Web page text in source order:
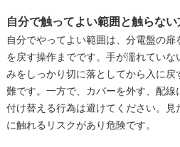
自分で触ってよい範囲と触らな
自分でやってよい範囲は、分電盤の
を戻す操作までです。手が濡れてい
みをしっかり切に落としてから入に
難です。一方で、カバーを外す、配
付け替える行為は避けてください。
に触れるリスクがあり危険です。